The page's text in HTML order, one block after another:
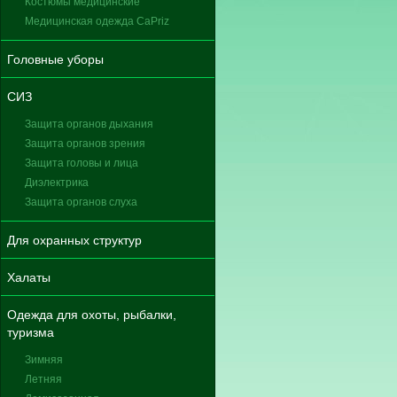
Медицинская одежда CaPriz
Головные уборы
СИЗ
Защита органов дыхания
Защита органов зрения
Защита головы и лица
Диэлектрика
Защита органов слуха
Для охранных структур
Халаты
Одежда для охоты, рыбалки,
туризма
Зимняя
Летняя